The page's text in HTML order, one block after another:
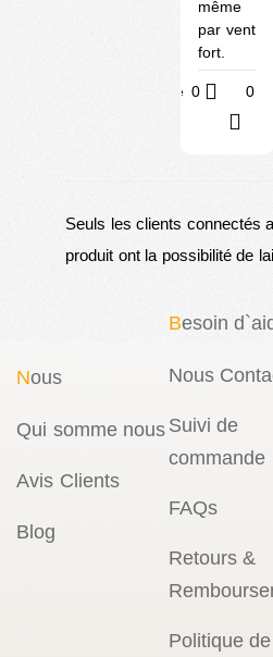
même
par vent
fort.
Utile 0 0
Seuls les clients connectés
produit ont la possibilité de
Nous
Qui somme nous
Avis Clients
Blog
Besoin
Nous
Suivi de
commande
FAQs
Retours &
Politique de